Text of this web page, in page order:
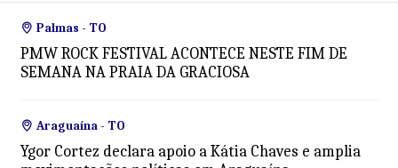
Palmas - TO
PMW ROCK FESTIVAL ACONTECE NESTE FIM DE
SEMANA NA PRAIA DA GRACIOSA
Araguaína - TO
Ygor Cortez declara apoio a Kátia Chaves e amplia